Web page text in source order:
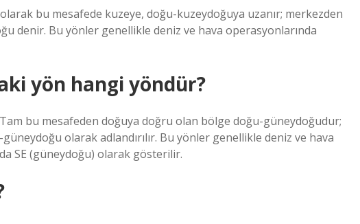
bu mesafede kuzeye, doğu-kuzeydoğuya uzanır; merkezden
denir. Bu yönler genellikle deniz ve hava operasyonlarında
yön hangi yöndür?
bu mesafeden doğuya doğru olan bölge doğu-güneydoğudur;
olarak adlandırılır. Bu yönler genellikle deniz ve hava
SE (güneydoğu) olarak gösterilir.